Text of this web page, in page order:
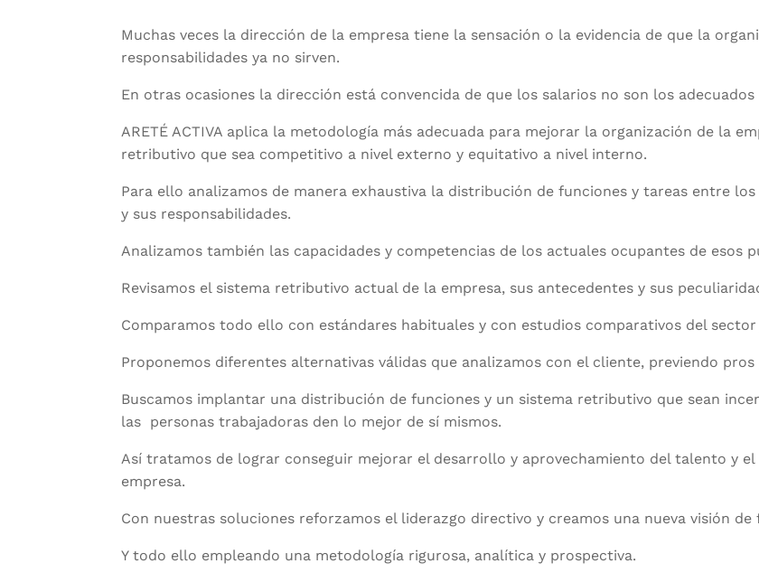
Muchas veces la dirección de la empresa tiene la sensación o la evidencia de que la
responsabilidades ya no sirven.
En otras ocasiones la dirección está convencida de que los salarios no son los
ARETÉ ACTIVA aplica la metodología más adecuada para mejorar la organización de la
retributivo que sea competitivo a nivel externo y equitativo a nivel interno.
Para ello analizamos de manera exhaustiva la distribución de funciones y tareas entre
y sus responsabilidades.
Analizamos también las capacidades y competencias de los actuales ocupantes de esos
Revisamos el sistema retributivo actual de la empresa, sus antecedentes y sus
Comparamos todo ello con estándares habituales y con estudios comparativos del
Proponemos diferentes alternativas válidas que analizamos con el cliente, previendo
Buscamos implantar una distribución de funciones y un sistema retributivo que sean
las personas trabajadoras den lo mejor de sí mismos.
Así tratamos de lograr conseguir mejorar el desarrollo y aprovechamiento del talento y
empresa.
Con nuestras soluciones reforzamos el liderazgo directivo y creamos una nueva visión
Y todo ello empleando una metodología rigurosa, analítica y prospectiva.